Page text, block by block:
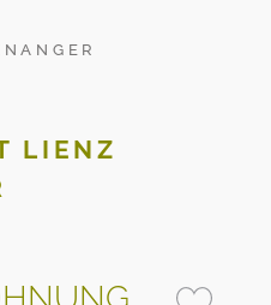
LIENZ